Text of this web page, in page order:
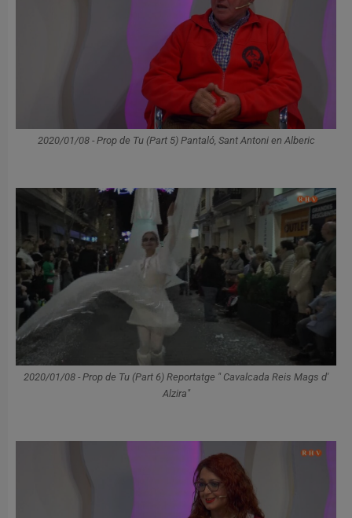
2020/01/08 - Prop de Tu (Part 5) Pantaló, Sant Antoni en Alberic
2020/01/08 - Prop de Tu (Part 6) Reportatge " Cavalcada Reis Mags d'
Alzira"